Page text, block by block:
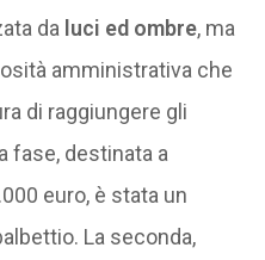
da luci ed ombre, ma
amministrativa che
di raggiungere gli
fase, destinata a
euro, è stata un
La seconda,